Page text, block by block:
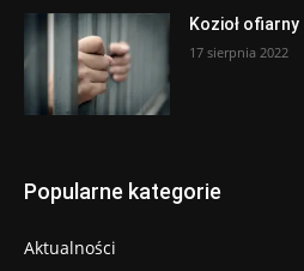
Kozioł ofiarny
17 sierpnia 2022
Popularne kategorie
Aktualności